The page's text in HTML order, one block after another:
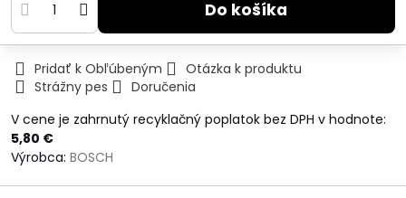
Do košíka
Pridať k Obľúbeným
Otázka k produktu
Strážny pes
Doručenia
V cene je zahrnutý recyklačný poplatok bez DPH v hodnote:
5,80 €
Výrobca: BOSCH